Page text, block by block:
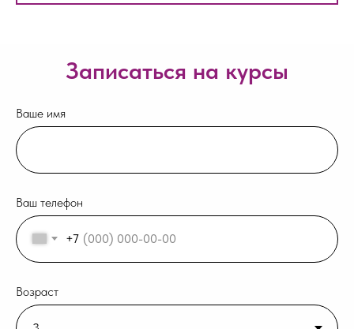
Записаться на курсы
Ваше имя
Ваш телефон
+7
Возраст